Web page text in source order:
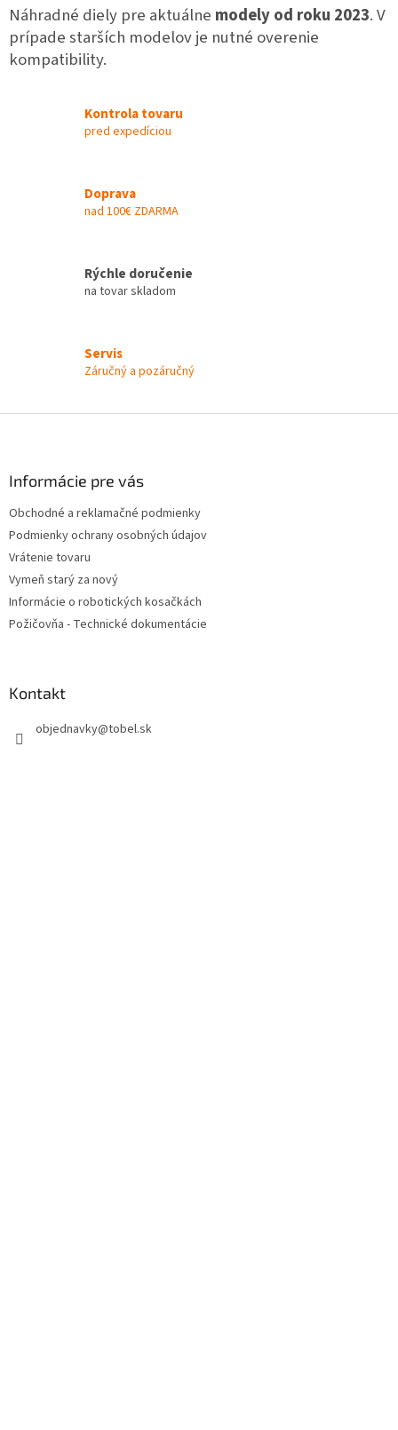
l
á
d
Náhradné diely pre aktuálne modely od roku 2023. V
prípade starších modelov je nutné overenie
kompatibility.
Kontrola tovaru
pred expedíciou
Doprava
nad 100€ ZDARMA
Rýchle doručenie
na tovar skladom
Servis
Záručný a pozáručný
Informácie pre vás
Obchodné a reklamačné podmienky
Podmienky ochrany osobných údajov
Vrátenie tovaru
Vymeň starý za nový
Informácie o robotických kosačkách
Požičovňa - Technické dokumentácie
Kontakt
objednavky@tobel.sk